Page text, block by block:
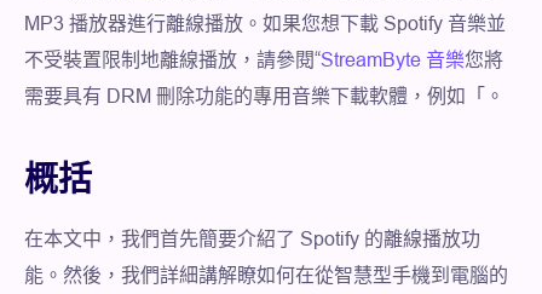
MP3 播放器進行離線播放。如果您想下載 Spotify 音樂並
不受裝置限制地離線播放，請參閱“StreamByte 音樂您將
需要具有 DRM 刪除功能的專用音樂下載軟體，例如「。
概括
在本文中，我們首先簡要介紹了 Spotify 的離線播放功
能。然後，我們詳細講解瞭如何在從智慧型手機到電腦的